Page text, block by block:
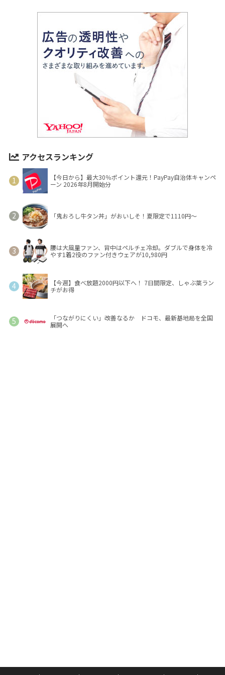
アクセスランキング
【今日から】最大30％ポイント還元！PayPay自治体キャンペ
ーン 2026年8月開始分
「鬼おろし牛タン丼」がおいしそ！夏限定で1110円～
腰は大風量ファン、背中はペルチェ冷却。ダブルで身体を冷
やす1着2役のファン付きウェアが10,980円
【今週】食べ放題2000円以下へ！ 7日間限定、しゃぶ葉ラン
チがお得
「つながりにくい」改善なるか ドコモ、最新基地局を全国
展開へ